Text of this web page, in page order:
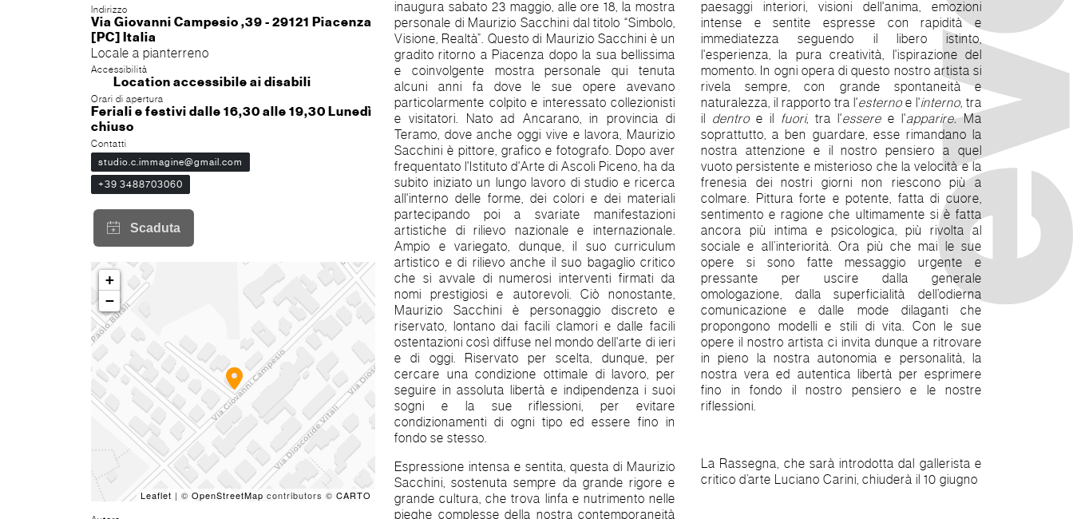
Indirizzo
Via Giovanni Campesio ,39 - 29121 Piacenza
[PC] Italia
Locale a pianterreno
Accessibilità
Location accessibile ai disabili
Orari di apertura
Feriali e festivi dalle 16,30 alle 19,30 Lunedì
chiuso
Contatti
studio.c.immagine@gmail.com
+39 3488703060
+
−
Leaflet | © OpenStreetMap contributors © CARTO
inaugura sabato 23 maggio, alle ore 18, la mostra
personale di Maurizio Sacchini dal titolo “Simbolo,
Visione, Realtà”. Questo di Maurizio Sacchini è un
gradito ritorno a Piacenza dopo la sua bellissima
e coinvolgente mostra personale qui tenuta
alcuni anni fa dove le sue opere avevano
particolarmente colpito e interessato collezionisti
e visitatori. Nato ad Ancarano, in provincia di
Teramo, dove anche oggi vive e lavora, Maurizio
Sacchini è pittore, grafico e fotografo. Dopo aver
frequentato l'Istituto d'Arte di Ascoli Piceno, ha da
subito iniziato un lungo lavoro di studio e ricerca
all'interno delle forme, dei colori e dei materiali
partecipando poi a svariate manifestazioni
artistiche di rilievo nazionale e internazionale.
Ampio e variegato, dunque, il suo curriculum
artistico e di rilievo anche il suo bagaglio critico
che si avvale di numerosi interventi firmati da
nomi prestigiosi e autorevoli. Ciò nonostante,
Maurizio Sacchini è personaggio discreto e
riservato, lontano dai facili clamori e dalle facili
ostentazioni così diffuse nel mondo dell'arte di ieri
e di oggi. Riservato per scelta, dunque, per
cercare una condizione ottimale di lavoro, per
seguire in assoluta libertà e indipendenza i suoi
sogni e la sue riflessioni, per evitare
condizionamenti di ogni tipo ed essere fino in
fondo se stesso.
Espressione intensa e sentita, questa di Maurizio
Sacchini, sostenuta sempre da grande rigore e
grande cultura, che trova linfa e nutrimento nelle
pieghe complesse della nostra contemporaneità
paesaggi interiori, visioni dell'anima, emozioni
intense e sentite espresse con rapidità e
immediatezza seguendo il libero istinto,
l'esperienza, la pura creatività, l'ispirazione del
momento. In ogni opera di questo nostro artista si
rivela sempre, con grande spontaneità e
naturalezza, il rapporto tra l'esterno e l'interno, tra
il dentro e il fuori, tra l'essere e l'apparire.Ma
soprattutto, a ben guardare, esse rimandano la
nostra attenzione e il nostro pensiero a quel
vuoto persistente e misterioso che la velocità e la
frenesia dei nostri giorni non riescono più a
colmare. Pittura forte e potente, fatta di cuore,
sentimento e ragione che ultimamente si è fatta
ancora più intima e psicologica, più rivolta al
sociale e all’interiorità. Ora più che mai le sue
opere si sono fatte messaggio urgente e
pressante per uscire dalla generale
omologazione, dalla superficialità dell’odierna
comunicazione e dalle mode dilaganti che
propongono modelli e stili di vita. Con le sue
opere il nostro artista ci invita dunque a ritrovare
in pieno la nostra autonomia e personalità, la
nostra vera ed autentica libertà per esprimere
fino in fondo il nostro pensiero e le nostre
riflessioni.
La Rassegna, che sarà introdotta dal gallerista e
critico d’arte Luciano Carini, chiuderà il 10 giugno